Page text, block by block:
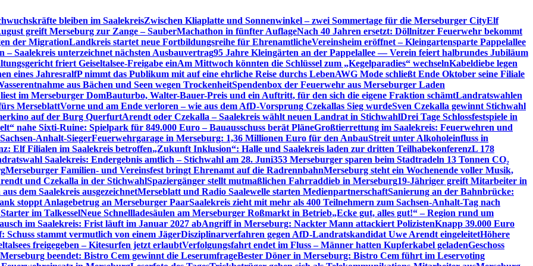
bleiben im SaalekreisZwischen Kliaplatte und Sonnenwinkel – zwei Sommertage für die Merseburger CityElf
greift Merseburg zur Zange – SauberMachathon in fünfter AuflageNach 40 Jahren ersetzt: Döllnitzer Feuerwehr bekommt
der MigrationLandkreis startet neue Fortbildungsreihe für EhrenamtlicheVereinsheim eröffnet – Kleingartensparte Pappelallee
– Saalekreis unterzeichnet nächsten Ausbauvertrag95 Jahre Kleingärten an der Pappelallee — Verein feiert halbrundes Jubiläum
friert Geiseltalsee-Freigabe einAm Mittwoch könnten die Schlüssel zum „Kegelparadies“ wechselnKabeldiebe legen
eines JahresralfP nimmt das Publikum mit auf eine ehrliche Reise durchs LebenAWG Mode schließt Ende Oktober seine Filiale
aus Bächen und Seen wegen TrockenheitSpendenbox der Feuerwehr aus Merseburger Laden
im Merseburger DomBauturbo, Walter-Bauer-Preis und ein Auftritt, für den sich die eigene Fraktion schämtLandratswahlen
MerseblattVorne und am Ende verloren – wie aus dem AfD-Vorsprung Czekallas Sieg wurdeSven Czekalla gewinnt Stichwahl
auf der Burg QuerfurtArendt oder Czekalla – Saalekreis wählt neuen Landrat in StichwahlDrei Tage Schlossfestspiele in
nahe Sixti-Ruine: Spielpark für 849.000 Euro – Bauausschuss berät PläneGroßtierrettung im Saalekreis: Feuerwehren und
Anhalt-SiegerFeuerwehrgarage in Merseburg: 1,36 Millionen Euro für den AnbauStreit unter Alkoholeinfluss in
Elf Filialen im Saalekreis betroffen„Zukunft Inklusion“: Halle und Saalekreis laden zur dritten TeilhabekonferenzL 178
Saalekreis: Endergebnis amtlich – Stichwahl am 28. Juni353 Merseburger sparen beim Stadtradeln 13 Tonnen CO₂
Merseburger Familien- und Vereinsfest bringt Ehrenamt auf die RadrennbahnMerseburg steht ein Wochenende voller Musik,
und Czekalla in der StichwahlSpaziergänger stellt mutmaßlichen Fahrraddieb in Merseburg19-Jähriger greift Mitarbeiter in
dem Saalekreis ausgezeichnetMerseblatt und Radio Saalewelle starten MedienpartnerschaftSanierung an der Bahnbrücke:
stoppt Anlagebetrug an Merseburger PaarSaalekreis zieht mit mehr als 400 Teilnehmern zum Sachsen-Anhalt-Tag nach
im TalkesselNeue Schnellladesäulen am Merseburger Roßmarkt in Betrieb„Ecke gut, alles gut!“ – Region rund um
im Saalekreis: Frist läuft im Januar 2027 abAngriff in Merseburg: Nackter Mann attackiert PolizistenKnapp 39.000 Euro
Schuss stammt vermutlich von einem JägerDisziplinarverfahren gegen AfD-Landratskandidat Uwe Arendt eingeleitetHöhere
freigegeben – Kitesurfen jetzt erlaubtVerfolgungsfahrt endet im Fluss – Männer hatten Kupferkabel geladenGeschoss
beendet: Bistro Cem gewinnt die LeserumfrageBester Döner in Merseburg: Bistro Cem führt im Leservoting